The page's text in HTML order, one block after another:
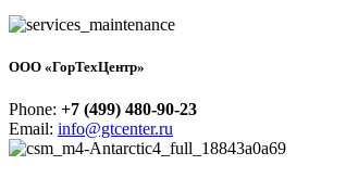
ООО «ГорТехЦентр»
Phone: +7 (499) 480-90-23
Email: info@gtcenter.ru